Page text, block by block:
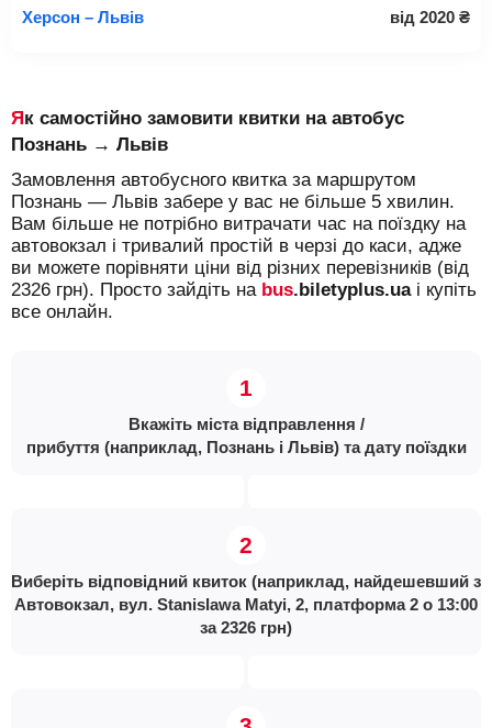
Херсон – Львів
від 2020 ₴
Як самостійно замовити квитки на автобус
Познань → Львів
Замовлення автобусного квитка за маршрутом
Познань — Львів забере у вас не більше 5 хвилин.
Вам більше не потрібно витрачати час на поїздку на
автовокзал і тривалий простій в черзі до каси, адже
ви можете порівняти ціни від різних перевізників (від
2326 грн). Просто зайдіть на bus.biletyplus.uaі купіть
все онлайн.
Вкажіть міста відправлення /
прибуття (наприклад, Познань і Львів) та дату поїздки
Виберіть відповідний квиток (наприклад, найдешевший з
Автовокзал, вул. Stanislawa Matyi, 2, платформа 2 о 13:00
за 2326 грн)